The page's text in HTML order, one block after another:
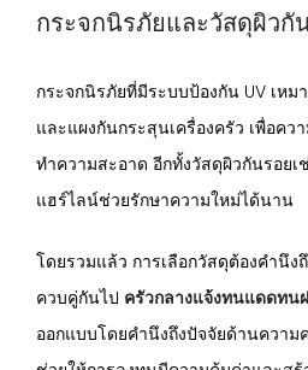
กระจกนิรภัยและวัสดุผิวกั
กระจกนิรภัยที่มีระบบป้องกัน UV เหม
และแผงกันกระสุนเครื่องครัว เพื่อคว
ทำความสะอาด อีกทั้งวัสดุผิวกันรอย
แฮร์ไลน์ช่วยรักษาความใหม่ได้นาน
โดยรวมแล้ว การเลือกวัสดุต้องคำนึ
ควบคู่กันไป ครัวกลางแจ้งทนแดดทน
ออกแบบโดยคำนึงถึงปัจจัยด้านควา